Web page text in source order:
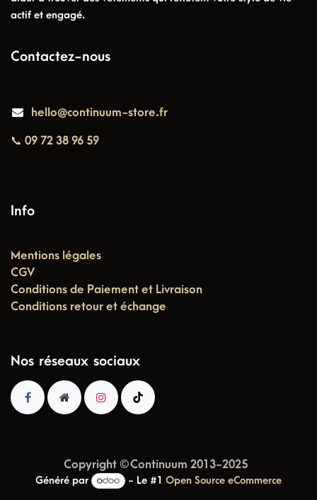
actif et engagé.
Contactez-nous
hello@continuum-store.fr
📞 09 72 38 96 59
Info
Mentions légales
CGV
Conditions de Paiement et Livraison
Conditions retour et échange
Nos réseaux sociaux
Copyright © Continuum 2013-2025
Généré par - Le #1Open Source eCommerce